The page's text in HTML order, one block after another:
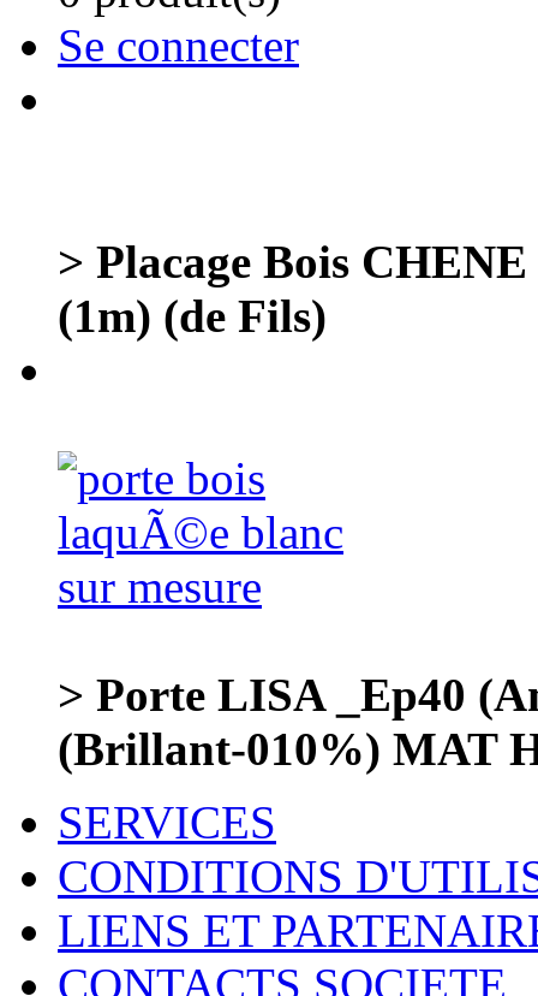
Se connecter
> Placage Bois
(1m) (de Fils)
> Porte LISA _Ep40
(Brillant-010%) MAT
SERVICES
CONDITIONS
LIENS ET
CONTACTS SOCIETE